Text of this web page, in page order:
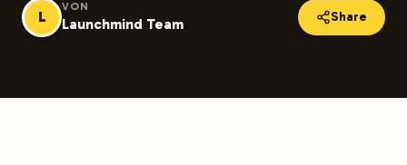
L
VON
Launchmind Team Share